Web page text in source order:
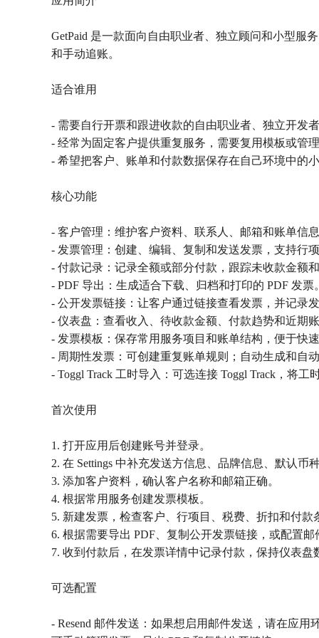
GetPaid 是一款面向自由职业者、独立顾问和小型服
和手动追账。
适合谁用
- 需要自行开票和跟进收款的自由职业者、独立开发
- 经常为固定客户提供重复服务，需要复用模板或管
- 希望把客户、账单和付款数据保存在自己环境中的
核心功能
- 客户管理：维护客户资料、联系人、邮箱和账单信
- 发票管理：创建、编辑、复制和发送发票，支持行
- 付款记录：记录全额或部分付款，跟踪未收款金额
- PDF 导出：生成适合下载、归档和打印的 PDF 发票
- 公开发票链接：让客户通过链接查看发票，并记录
- 仪表盘：查看收入、待收款金额、付款趋势和近期
- 发票模板：保存常用服务项目和账单结构，便于快
- 周期性发票：可创建重复账单规则；自动生成和自
- Toggl Track 工时导入：可选连接 Toggl Track，将工
首次使用
1. 打开应用后创建账号并登录。
2. 在 Settings 中补充发送方信息、品牌信息、默认币
3. 添加客户资料，确认客户名称和邮箱正确。
4. 根据常用服务创建发票模板。
5. 新建发票，检查客户、行项目、税费、折扣和付款
6. 根据需要导出 PDF、复制公开发票链接，或配置
7. 收到付款后，在发票详情中记录付款，保持仪表盘
可选配置
- Resend 邮件发送：如果想启用邮件发送，请在应